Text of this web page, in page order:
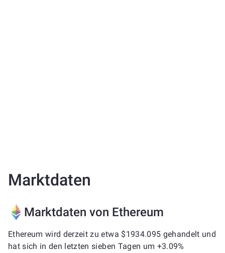
Marktdaten
Marktdaten von Ethereum
Ethereum wird derzeit zu etwa $1934.095 gehandelt und
hat sich in den letzten sieben Tagen um +3.09%